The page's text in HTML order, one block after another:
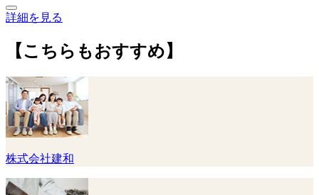
詳細を見る
【こちらもおすすめ】
株式会社建和